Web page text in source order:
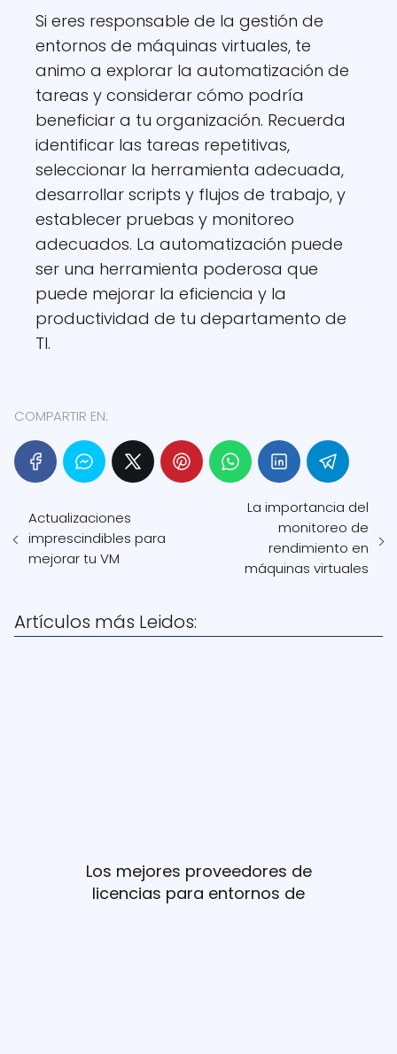
Si eres responsable de la gestión de
entornos de máquinas virtuales, te
animo a explorar la automatización de
tareas y considerar cómo podría
beneficiar a tu organización. Recuerda
identificar las tareas repetitivas,
seleccionar la herramienta adecuada,
desarrollar scripts y flujos de trabajo, y
establecer pruebas y monitoreo
adecuados. La automatización puede
ser una herramienta poderosa que
puede mejorar la eficiencia y la
productividad de tu departamento de
TI.
COMPARTIR EN:
Actualizaciones
imprescindibles para
mejorar tu VM
La importancia del
monitoreo de
rendimiento en
máquinas virtuales
Artículos más Leidos:
Los mejores proveedores de
licencias para entornos de